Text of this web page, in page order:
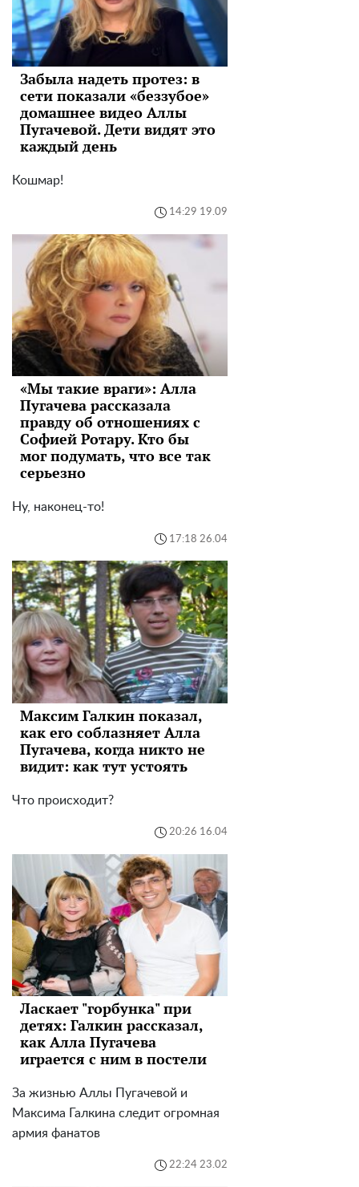
Забыла надеть протез: в
сети показали «беззубое»
домашнее видео Аллы
Пугачевой. Дети видят это
каждый день
Кошмар!
14:29 19.09
«Мы такие враги»: Алла
Пугачева рассказала
правду об отношениях с
Софией Ротару. Кто бы
мог подумать, что все так
серьезно
Ну, наконец-то!
17:18 26.04
Максим Галкин показал,
как его соблазняет Алла
Пугачева, когда никто не
видит: как тут устоять
Что происходит?
20:26 16.04
Ласкает "горбунка" при
детях: Галкин рассказал,
как Алла Пугачева
играется с ним в постели
За жизнью Аллы Пугачевой и
Максима Галкина следит огромная
армия фанатов
22:24 23.02